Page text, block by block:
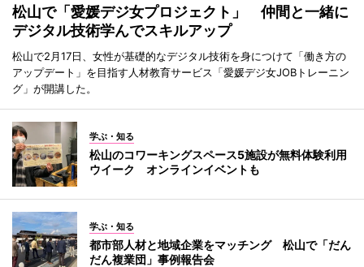
松山で「愛媛デジ女プロジェクト」 仲間と一緒に
デジタル技術学んでスキルアップ
松山で2月17日、女性が基礎的なデジタル技術を身につけて「働き方の
アップデート」を目指す人材教育サービス「愛媛デジ女JOBトレーニン
グ」が開講した。
学ぶ・知る
松山のコワーキングスペース5施設が無料体験利用
ウイーク オンラインイベントも
学ぶ・知る
都市部人材と地域企業をマッチング 松山で「だん
だん複業団」事例報告会